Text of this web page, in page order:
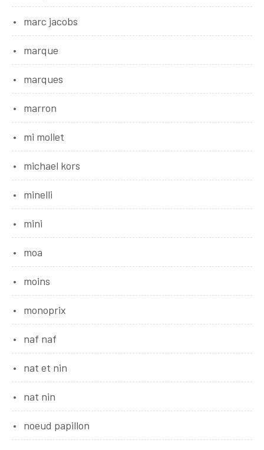
marc jacobs
marque
marques
marron
mi mollet
michael kors
minelli
mini
moa
moins
monoprix
naf naf
nat et nin
nat nin
noeud papillon